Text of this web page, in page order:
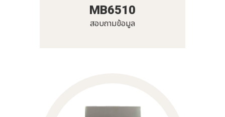
MB6510
สอบถามข้อมูล